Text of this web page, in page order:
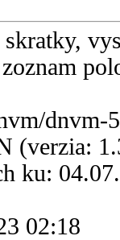
dnvm-
(verzia:
ku:
02:18